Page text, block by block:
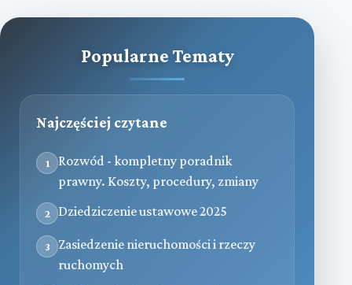
Popularne Tematy
Najczęściej czytane
1
Rozwód - kompletny poradnik
prawny. Koszty, procedury, zmiany
2 Dziedziczenie ustawowe 2025
3
Zasiedzenie nieruchomości i rzeczy
ruchomych